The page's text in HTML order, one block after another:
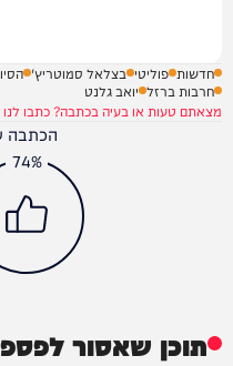
חדשות פוליטי בצלאל סמוטריץ'
חרבות ברזל יואב גלנט
מצאתם טעות או בעיה בכתבה? כתבו לנו
הכתבה
74%
תוכן שאסור